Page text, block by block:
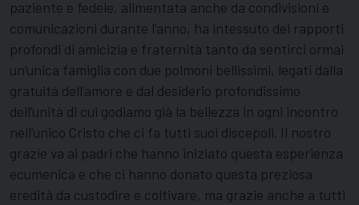
paziente e fedele, alimentata anche da condivisioni e
comunicazioni durante l’anno, ha intessuto dei rapporti
profondi di amicizia e fraternità tanto da sentirci ormai
un’unica famiglia con due polmoni bellissimi, legati dalla
gratuità dell’amore e dal desiderio profondissimo
dell’unità di cui godiamo già la bellezza in ogni incontro
nell’unico Cristo che ci fa tutti suoi discepoli. Il nostro
grazie va ai padri che hanno iniziato questa esperienza
ecumenica e che ci hanno donato questa preziosa
eredità da custodire e coltivare, ma grazie anche a tutti